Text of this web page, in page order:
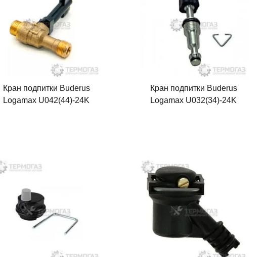
Кран подпитки Buderus
Logamax U042(44)-24K
Кран подпитки Buderus
Logamax U032(34)-24K